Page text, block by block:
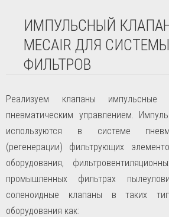
ИМПУЛЬСНЫЙ КЛАПАН
MECAIR ДЛЯ
ФИЛЬТРОВ
Реализуем клапаны
пневматическим управлением.
используются в системе
(регенерации) фильтрующих
оборудования,
промышленных фильтрах
соленоидные клапаны в таких
оборудования как: